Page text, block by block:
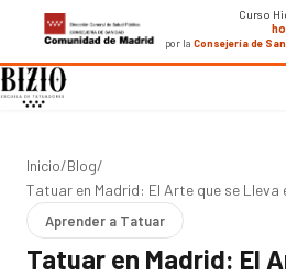
Curso
por laConsejería de
Inicio/Blog/
Tatuar en Madrid: El Arte que se Lleva
Aprender a Tatuar
Tatuar en Madrid: El